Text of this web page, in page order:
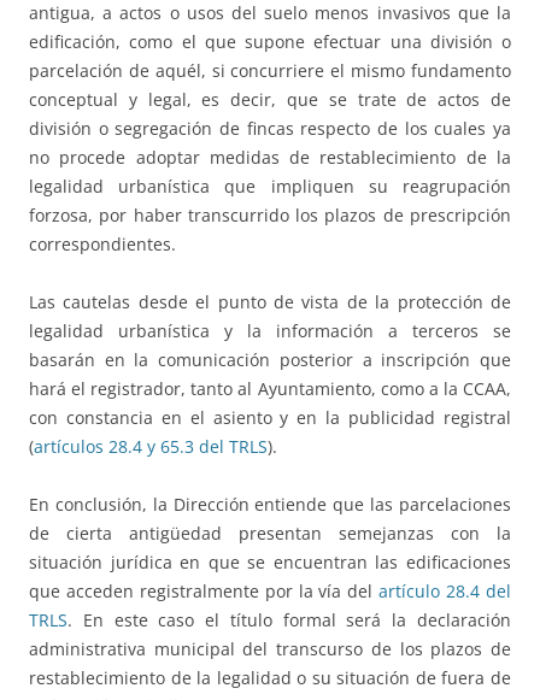
antigua, a actos o usos del suelo menos invasivos que la
edificación, como el que supone efectuar una división o
parcelación de aquél, si concurriere el mismo fundamento
conceptual y legal, es decir, que se trate de actos de
división o segregación de fincas respecto de los cuales ya
no procede adoptar medidas de restablecimiento de la
legalidad urbanística que impliquen su reagrupación
forzosa, por haber transcurrido los plazos de prescripción
correspondientes.
Las cautelas desde el punto de vista de la protección de
legalidad urbanística y la información a terceros se
basarán en la comunicación posterior a inscripción que
hará el registrador, tanto al Ayuntamiento, como a la CCAA,
con constancia en el asiento y en la publicidad registral
(artículos 28.4 y 65.3 del TRLS).
En conclusión, la Dirección entiende que las parcelaciones
de cierta antigüedad presentan semejanzas con la
situación jurídica en que se encuentran las edificaciones
que acceden registralmente por la vía delartículo 28.4 del
TRLS. En este caso el título formal será la declaración
administrativa municipal del transcurso de los plazos de
restablecimiento de la legalidad o su situación de fuera de